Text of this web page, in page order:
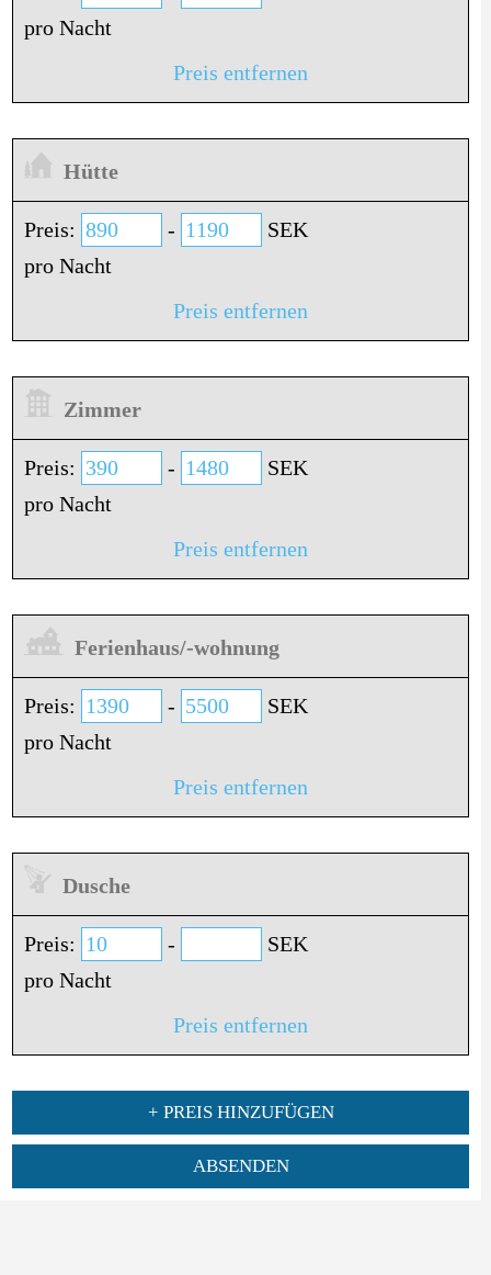
pro Nacht
Preis entfernen
Hütte
Preis: -
SEK
pro Nacht
Preis entfernen
Zimmer
Preis: -
SEK
pro Nacht
Preis entfernen
Ferienhaus/-wohnung
Preis: -
SEK
pro Nacht
Preis entfernen
Dusche
Preis: -
SEK
pro Nacht
Preis entfernen
+ PREIS HINZUFÜGEN
ABSENDEN